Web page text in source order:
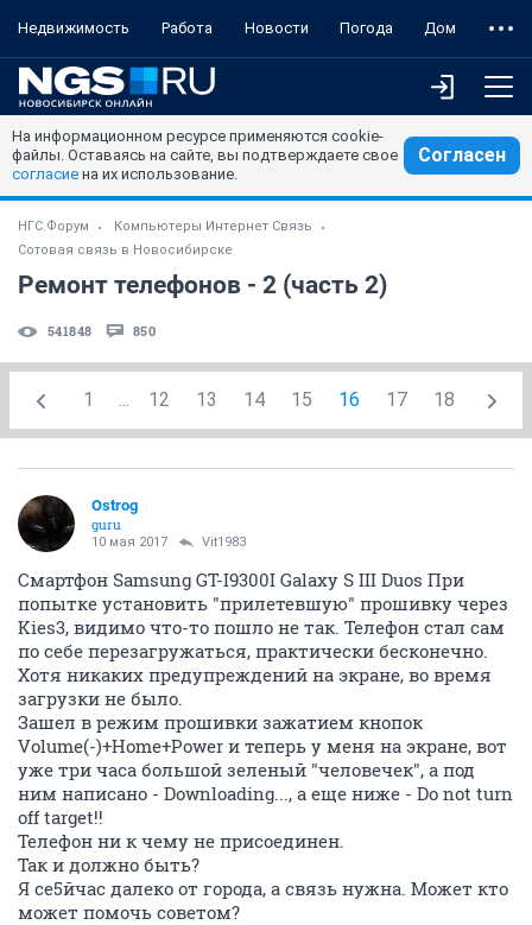
Недвижимость Работа Новости Погода Дом
На информационном ресурсе применяются cookie-
файлы. Оставаясь на сайте, вы подтверждаете свое
согласие на их использование.
Согласен
НГС.Форум
Компьютеры Интернет Связь
Сотовая связь в Новосибирске
Ремонт телефонов - 2 (часть 2)
541848 850
1 ... 12 13 14 15 16 17 18
Ostrog
guru
10 мая 2017 Vit1983
Смартфон Samsung GT-I9300I Galaxy S III Duos При
попытке установить "прилетевшую" прошивку через
Kies3, видимо что-то пошло не так. Телефон стал сам
по себе перезагружаться, практически бесконечно.
Хотя никаких предупреждений на экране, во время
загрузки не было.
Зашел в режим прошивки зажатием кнопок
Volume(-)+Home+Power и теперь у меня на экране, вот
уже три часа большой зеленый "человечек", а под
ним написано - Downloading..., а еще ниже - Do not turn
off target!!
Телефон ни к чему не присоединен.
Так и должно быть?
Я се5йчас далеко от города, а связь нужна. Может кто
может помочь советом?